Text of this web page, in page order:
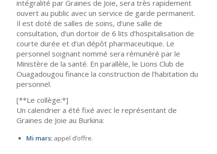
intégralité par Graines de Joie, sera très rapidement
ouvert au public avec un service de garde permanent.
Il est doté de salles de soins, d’une salle de
consultation, d’un dortoir de 6 lits d’hospitalisation de
courte durée et d’un dépôt pharmaceutique. Le
personnel soignant nommé sera rémunéré par le
Ministère de la santé. En parallèle, le Lions Club de
Ouagadougou finance la construction de l’habitation du
personnel.
[**Le collège:*]
Un calendrier a été fixé avec le représentant de
Graines de Joie au Burkina:
Mi mars:appel d’offre.